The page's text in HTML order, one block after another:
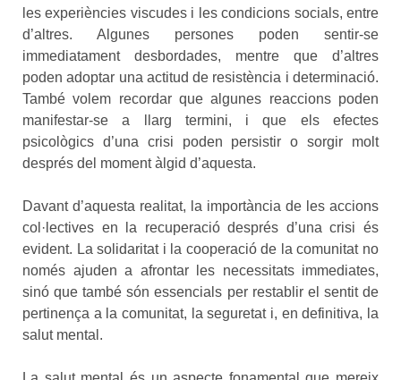
les experiències viscudes i les condicions socials, entre
d’altres. Algunes persones poden sentir-se
immediatament desbordades, mentre que d’altres
poden adoptar una actitud de resistència i determinació.
També volem recordar que algunes reaccions poden
manifestar-se a llarg termini, i que els efectes
psicològics d’una crisi poden persistir o sorgir molt
després del moment àlgid d’aquesta.
Davant d’aquesta realitat, la importància de les accions
col·lectives en la recuperació després d’una crisi és
evident. La solidaritat i la cooperació de la comunitat no
només ajuden a afrontar les necessitats immediates,
sinó que també són essencials per restablir el sentit de
pertinença a la comunitat, la seguretat i, en definitiva, la
salut mental.